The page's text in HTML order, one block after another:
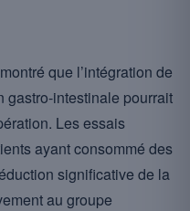
que l’intégration de
gastro-intestinale pourrait
Les essais
ayant consommé des
significative de la
au groupe